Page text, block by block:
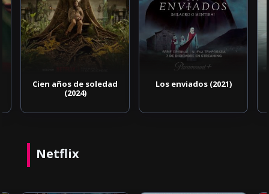
Cien años de soledad
(2024)
Los enviados (2021)
Netflix